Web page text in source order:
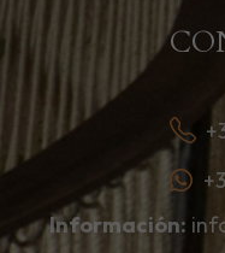
Información: